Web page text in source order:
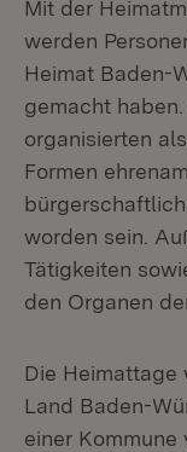
Mit der
werden
Heimat Baden-
gemacht
organisierten
Formen
worden sein.
Tätigkeiten
den Organen
Die Heimattage
Land Baden-
einer Kommune